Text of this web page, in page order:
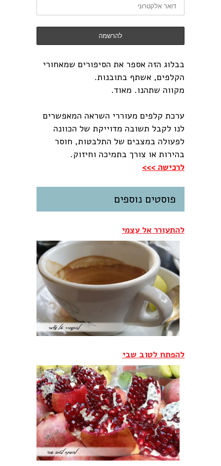
בבלוג הזה אספר את הסיפורים שמאחורי
הקלפים, אשתף בתובנות.
מקווה שתהנו. מאוד.
ערכת קלפים מעוררי השראה המאפשרים
לנו לקבל תשובה מדוייקת של הכוונה
לפעולה במצבים של התלבטות, חוסר
בהירות או צורך בתמיכה וחיזוק.
לרכישה >>>
פוסטים נוספים
להתעורר אל עצמי
להפתח לטוב שבי